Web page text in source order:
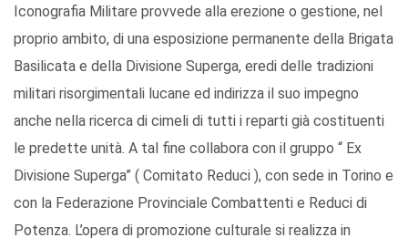
Iconografia Militare provvede alla erezione o gestione, nel
proprio ambito, di una esposizione permanente della Brigata
Basilicata e della Divisione Superga, eredi delle tradizioni
militari risorgimentali lucane ed indirizza il suo impegno
anche nella ricerca di cimeli di tutti i reparti già costituenti
le predette unità. A tal fine collabora con il gruppo “ Ex
Divisione Superga” ( Comitato Reduci ), con sede in Torino e
con la Federazione Provinciale Combattenti e Reduci di
Potenza. L’opera di promozione culturale si realizza in